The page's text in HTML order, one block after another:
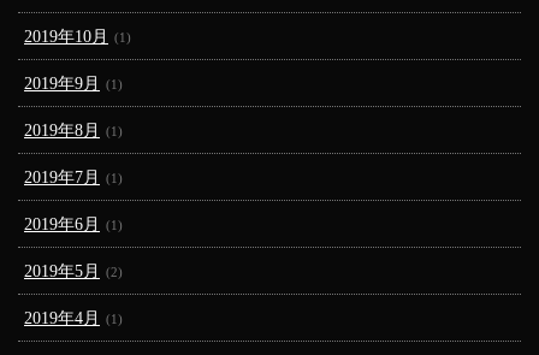
2019年10月 (1)
2019年9月 (1)
2019年8月 (1)
2019年7月 (1)
2019年6月 (1)
2019年5月 (2)
2019年4月 (1)